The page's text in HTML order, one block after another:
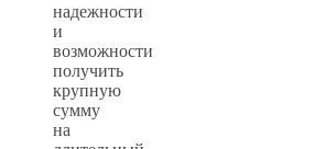
надежности
и
возможности
получить
крупную
сумму
на